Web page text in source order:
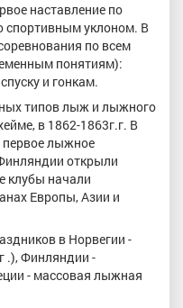
наставление по
спортивным уклоном. В
по всем
понятиям):
и гонкам.
типов лыж и лыжного
в 1862-1863г.г. В
первое лыжное
открыли
клубы начали
Европы, Азии и
в Норвегии -
.), Финляндии -
- массовая лыжная